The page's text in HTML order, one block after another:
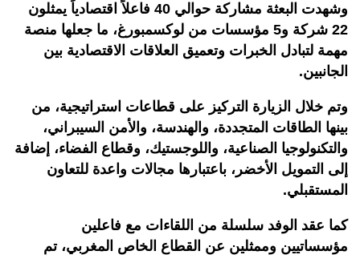
وشهدت البعثة مشاركة حوالي 40 فاعلاً اقتصادياً يمثلون
22 شركة و5 مؤسسات من لوكسمبورغ، ما جعلها منصة
مهمة لتبادل الخبرات وتعميق العلاقات الاقتصادية بين
الجانبين.
وتم خلال الزيارة التركيز على قطاعات استراتيجية، من
بينها الطاقات المتجددة، والهندسة، والأمن السيبراني،
والتكنولوجيا الصناعية، واللوجستيك، وقطاع الفضاء، إضافة
إلى التمويل الأخضر، باعتبارها مجالات واعدة للتعاون
المستقبلي.
كما عقد الوفد سلسلة من اللقاءات مع فاعلين
مؤسساتيين وممثلين عن القطاع الخاص المغربي، تم